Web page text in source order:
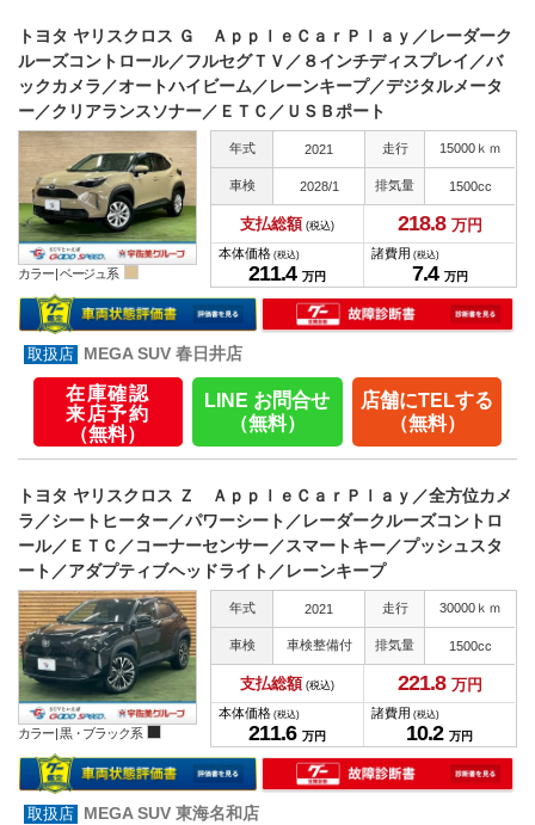
トヨタ ヤリスクロス Ｇ ＡｐｐｌｅＣａｒＰｌａｙ／レーダーク
ルーズコントロール／フルセグＴＶ／８インチディスプレイ／バ
ックカメラ／オートハイビーム／レーンキープ／デジタルメータ
ー／クリアランスソナー／ＥＴＣ／ＵＳＢポート
カラー |ベージュ系
年式 2021 走行 15000ｋｍ
車検 2028/1 排気量 1500cc
支払総額 (税込) 218.8 万円
本体価格 (税込)
211.4 万円
諸費用 (税込)
7.4 万円
MEGA SUV 春日井店
在庫確認
来店予約
（無料）
LINE お問合せ
（無料）
店舗にTELする
（無料）
トヨタ ヤリスクロス Ｚ ＡｐｐｌｅＣａｒＰｌａｙ／全方位カメ
ラ／シートヒーター／パワーシート／レーダークルーズコントロ
ール／ＥＴＣ／コーナーセンサー／スマートキー／プッシュスタ
ート／アダプティブヘッドライト／レーンキープ
カラー |黒・ブラック系
年式 2021 走行 30000ｋｍ
車検 車検整備付 排気量 1500cc
支払総額 (税込) 221.8 万円
本体価格 (税込)
211.6 万円
諸費用 (税込)
10.2 万円
MEGA SUV 東海名和店